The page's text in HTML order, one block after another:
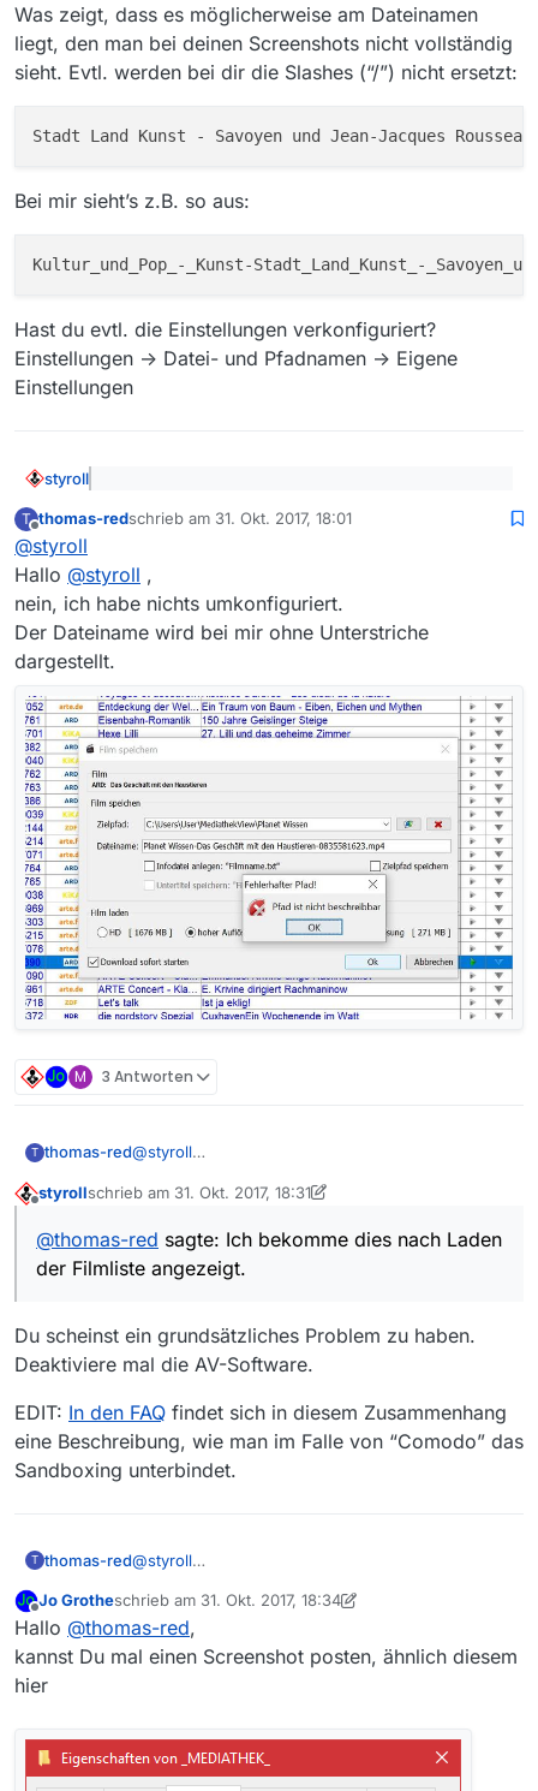
Gibt es eine zwingende Vorgabe für den Pfad?
Was zeigt, dass es möglicherweise am Dateinamen
liegt, den man bei deinen Screenshots nicht vollständig
sieht. Evtl. werden bei dir die Slashes (“/”) nicht ersetzt:
Bei mir sieht’s z.B. so aus:
Hast du evtl. die Einstellungen verkonfiguriert?
Einstellungen -> Datei- und Pfadnamen -> Eigene
Einstellungen
styroll
auswähle, z. B. neuer Ordner auf dem Desktop.
Evtl. werden bei dir die Slashes (“/”) nicht ersetzt:
Bei mir sieht’s z.B. so aus:
Hast du evtl. die Einstellungen verkonfiguriert?
Einstellungen -> Datei- und Pfadnamen -> Eigene
Einstellungen
T
Offline
thomas-redschrieb am 31. Okt. 2017, 18:01
zuletzt editiert von
@styroll
Hallo @styroll ,
nein, ich habe nichts umkonfiguriert.
Der Dateiname wird bei mir ohne Unterstriche
dargestellt.
M 3 Antworten
T thomas-red@styroll
nein, ich habe nichts umkonfiguriert.
dargestellt.
styrollschrieb am 31. Okt. 2017, 18:31
zuletzt editiert von styroll
@thomas-red sagte: Ich bekomme dies nach Laden
der Filmliste angezeigt.
Du scheinst ein grundsätzliches Problem zu haben.
Deaktiviere mal die AV-Software.
EDIT: In den FAQ findet sich in diesem Zusammenhang
eine Beschreibung, wie man im Falle von “Comodo” das
Sandboxing unterbindet.
T thomas-red@styroll
nein, ich habe nichts umkonfiguriert.
Der Dateiname wird bei mir ohne Unterstriche
dargestellt.
Offline
Jo Grotheschrieb am 31. Okt. 2017, 18:34
zuletzt editiert von Jo Grothe
Hallo @thomas-red,
kannst Du mal einen Screenshot posten, ähnlich diesem
hier